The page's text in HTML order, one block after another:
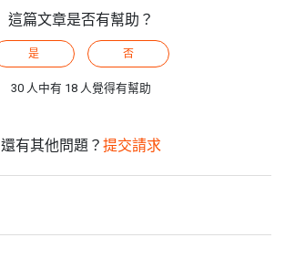
這篇文章是否有幫助？
是 否
30 人中有 18 人覺得有幫助
還有其他問題？ 提交請求